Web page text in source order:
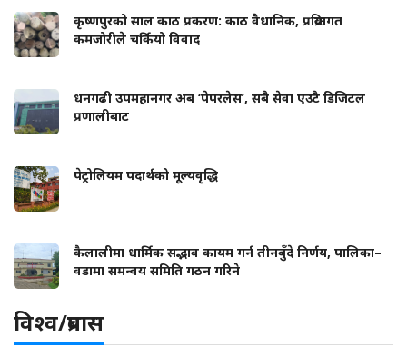
कृष्णपुरको साल काठ प्रकरण: काठ वैधानिक, प्रक्रियागत
कमजोरीले चर्कियो विवाद
धनगढी उपमहानगर अब ‘पेपरलेस’, सबै सेवा एउटै डिजिटल
प्रणालीबाट
पेट्रोलियम पदार्थको मूल्यवृद्धि
कैलालीमा धार्मिक सद्भाव कायम गर्न तीनबुँदे निर्णय, पालिका–
वडामा समन्वय समिति गठन गरिने
विश्व/प्रबास